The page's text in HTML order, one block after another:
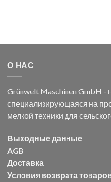
О НАС
Grünwelt Maschinen GmbH -
специализирующаяся на
мелкой техники для
Выходные данные
AGB
Доставка
Условия возврата товаров